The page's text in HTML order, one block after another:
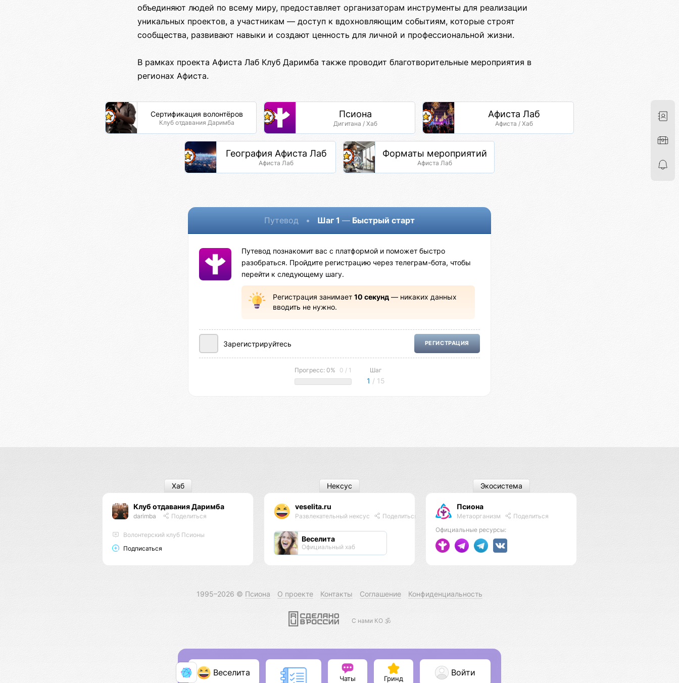
объединяют людей по всему миру, предоставляет организаторам инструменты для реализации
уникальных проектов, а участникам — доступ к вдохновляющим событиям, которые строят
сообщества, развивают навыки и создают ценность для личной и профессиональной жизни.
В рамках проекта Афиста Лаб Клуб Даримба также проводит благотворительные мероприятия в
регионах Афиста.
Сертификация волонтёров
Клуб отдавания Даримба
Псиона
Дигитана / Хаб
Афиста Лаб
Афиста / Хаб
География Афиста Лаб
Афиста Лаб
Форматы мероприятий
Афиста Лаб
Путевод • Шаг 1 — Быстрый старт
Путевод познакомит вас с платформой и поможет быстро
разобраться. Пройдите регистрацию через телеграм-бота, чтобы
перейти к следующему шагу.
Регистрация занимает 10 секунд— никаких данных
вводить не нужно.
Зарегистрируйтесь РЕГИСТРАЦИЯ
Прогресс: 0% 0 / 1 Шаг
1 / 15
Клуб отдавания Даримба
darimba Поделиться
Волонтерский клуб Псионы
Подписаться
Хаб
veselita.ru
Развлекательный нексус Поделиться
Веселита
Официальный хаб
Нексус
Псиона
Метаорганизм
Поделиться
Официальные ресурсы:
Экосистема
1995–2026 © Псиона О проекте Контакты Соглашение Конфиденциальность
С нами КО 🕉️
Веселита
Чаты Гринд
Войти